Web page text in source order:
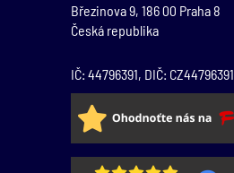
Březinova 9, 186 00 Praha 8
Česká republika
IČ: 44796391, DIČ: CZ44796391